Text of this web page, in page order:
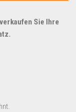
Sie Ihre